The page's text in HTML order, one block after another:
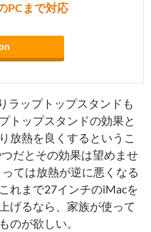
PCまで対応
ラップトップスタンドも
トップスタンドの効果と
放熱を良くするというこ
だとその効果は望めませ
ては放熱が逆に悪くなる
れまで27インチのiMacを
げるなら、家族が使って
のが欲しい。